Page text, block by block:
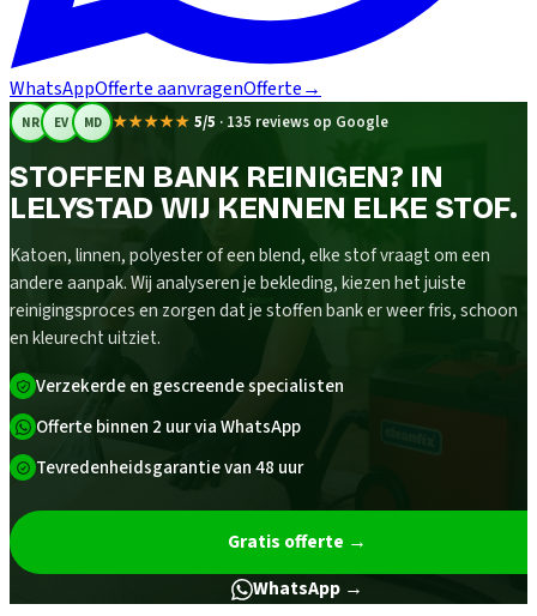
WhatsAppOfferte aanvragenOfferte→
NR EV MD ★★★★★ 5/5 · 135 reviews op Google
STOFFEN BANK REINIGEN? IN
LELYSTAD WIJ KENNEN ELKE STOF.
Katoen, linnen, polyester of een blend, elke stof vraagt om een
andere aanpak. Wij analyseren je bekleding, kiezen het juiste
reinigingsproces en zorgen dat je stoffen bank er weer fris, schoon
en kleurecht uitziet.
Verzekerde en gescreende specialisten
Offerte binnen 2 uur via WhatsApp
Tevredenheidsgarantie van 48 uur
Gratis offerte →
WhatsApp →